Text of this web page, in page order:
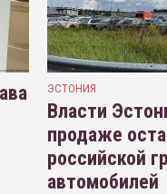
ЭСТОНИЯ
Власти
продаже
российской
автомобилей